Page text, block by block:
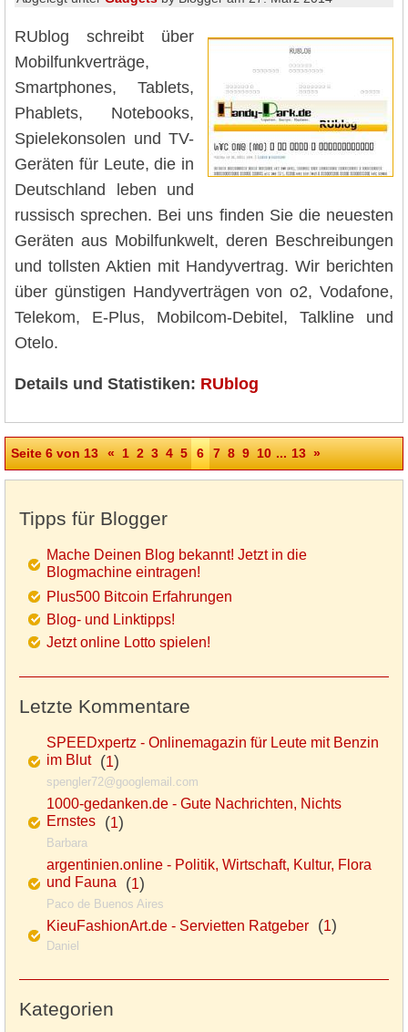
RUblog schreibt über
Mobilfunkverträge,
Smartphones, Tablets,
Phablets, Notebooks,
Spielekonsolen und TV-
Geräten für Leute, die in
Deutschland leben und
russisch sprechen. Bei uns finden Sie die neuesten
Geräten aus Mobilfunkwelt, deren Beschreibungen
und tollsten Aktien mit Handyvertrag. Wir berichten
über günstigen Handyverträgen von o2, Vodafone,
Telekom, E-Plus, Mobilcom-Debitel, Talkline und
Otelo.
Details und Statistiken: RUblog
Seite 6 von 13 « 1 2 3 4 5 6 7 8 9 10 ... 13 »
Tipps für Blogger
Mache Deinen Blog bekannt! Jetzt in die
Blogmachine eintragen!
Plus500 Bitcoin Erfahrungen
Blog- und Linktipps!
Jetzt online Lotto spielen!
Letzte Kommentare
SPEEDxpertz - Onlinemagazin für Leute mit Benzin
im Blut(1)
spengler72@googlemail.com
1000-gedanken.de - Gute Nachrichten, Nichts
Ernstes (1)
Barbara
argentinien.online - Politik, Wirtschaft, Kultur, Flora
und Fauna (1)
Paco de Buenos Aires
KieuFashionArt.de - Servietten Ratgeber (1)
Daniel
Kategorien